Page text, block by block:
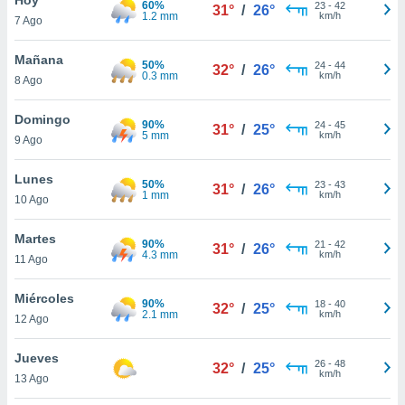
y
en
más
de
7 Ago
60%
1.2 mm
31° / 26° 23- 42
km/h
Mañana
8 Ago
50%
0.3 mm
32° / 26° 24- 44
km/h
Domingo
9 Ago
90%
5 mm
31° / 25° 24- 45
km/h
Lunes
10 Ago
50%
1 mm
31° / 26° 23- 43
km/h
Martes
11 Ago
90%
4.3 mm
31° / 26° 21 - 42
km/h
Miércoles
12 Ago
90%
2.1 mm
32° / 25° 18- 40
km/h
Jueves
13 Ago
32° / 25° 26- 48
km/h